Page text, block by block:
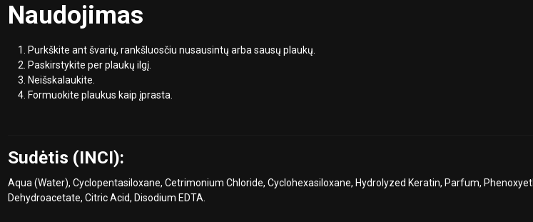
Naudojimas
Purkškite ant švarių, rankšluosčiu nusausintų arba sausų plaukų.
Paskirstykite per plaukų ilgį.
Neišskalaukite.
Formuokite plaukus kaip įprasta.
Sudėtis (INCI):
Aqua (Water), Cyclopentasiloxane, Cetrimonium Chloride, Cyclohexasiloxane, Hydrolyzed Keratin, Parfum,
Dehydroacetate, Citric Acid, Disodium EDTA.